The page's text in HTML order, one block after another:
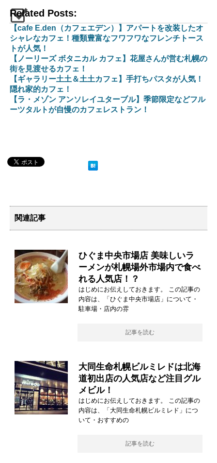
Related Posts:
【cafe E.den（カフェエデン）】アパートを改装したオ
シャレなカフェ！種類豊富なフワフワなフレンチトース
トが人気！
【ノーリーズ ボタニカル カフェ】花屋さんが営む札幌の
街を見渡せるカフェ！
【ギャラリー土土＆土土カフェ】手打ちパスタが人気！
隠れ家的カフェ！
【ラ・メゾン アンソレイユターブル】季節限定などフル
ーツタルトが自慢のカフェレストラン！
関連記事
ひぐま中央市場店 美味しいラ
ーメンが札幌場外市場内で食べ
れる人気店！？
はじめにお伝えしておきます。 この記事の
内容は、「ひぐま中央市場店」について・
駐車場・店内の雰
記事を読む
大同生命札幌ビルミレドは北海
道初出店の人気店など注目グル
メビル！
はじめにお伝えしておきます。 この記事の
内容は、「大同生命札幌ビルミレド」につ
いて・おすすめの
記事を読む